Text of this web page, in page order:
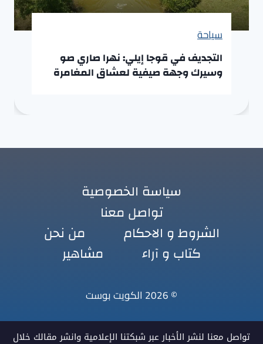
سياحة
التجديف في قوجا إيلي: نهرا صاري صو
وسيرك وجهة صيفية لعشاق المغامرة
سياسة الخصوصية
تواصل معنا
الشروط و الاحكام
من نحن
كتاب و آراء
مشاهير
© 2026 الكويت بوست
تواصل معنا لنشر الأخبار عبر شبكتنا الإعلامية وانشر مقالك خلال